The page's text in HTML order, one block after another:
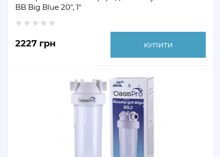
BB Big Blue 20", 1"
2227 грн КУПИТИ